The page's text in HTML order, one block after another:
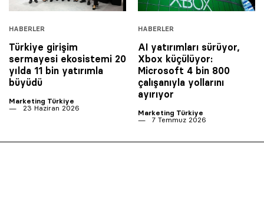
HABERLER
Türkiye girişim
sermayesi ekosistemi 20
yılda 11 bin yatırımla
büyüdü
Marketing Türkiye
23 Haziran 2026
HABERLER
AI yatırımları sürüyor,
Xbox küçülüyor:
Microsoft 4 bin 800
çalışanıyla yollarını
ayırıyor
Marketing Türkiye
7 Temmuz 2026